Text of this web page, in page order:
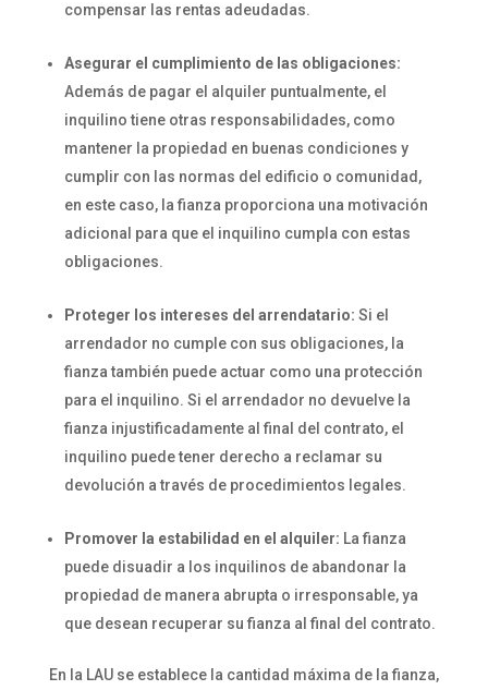
compensar las rentas adeudadas.
Asegurar el cumplimiento de las obligaciones:
Además de pagar el alquiler puntualmente, el
inquilino tiene otras responsabilidades, como
mantener la propiedad en buenas condiciones y
cumplir con las normas del edificio o comunidad,
en este caso, la fianza proporciona una motivación
adicional para que el inquilino cumpla con estas
obligaciones.
Proteger los intereses del arrendatario: Si el
arrendador no cumple con sus obligaciones, la
fianza también puede actuar como una protección
para el inquilino. Si el arrendador no devuelve la
fianza injustificadamente al final del contrato, el
inquilino puede tener derecho a reclamar su
devolución a través de procedimientos legales.
Promover la estabilidad en el alquiler: La fianza
puede disuadir a los inquilinos de abandonar la
propiedad de manera abrupta o irresponsable, ya
que desean recuperar su fianza al final del contrato.
En la LAU se establece la cantidad máxima de la fianza,